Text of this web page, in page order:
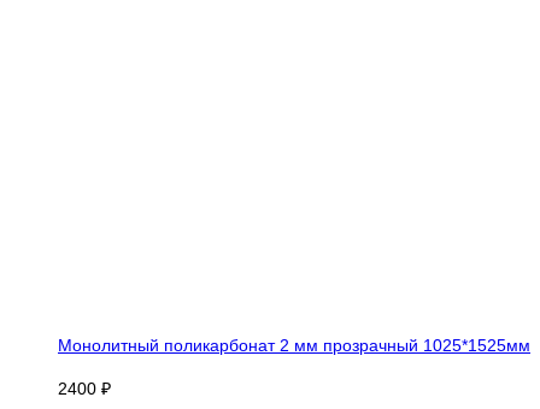
Монолитный поликарбонат 2 мм прозрачный 1025*1525мм
2400 ₽